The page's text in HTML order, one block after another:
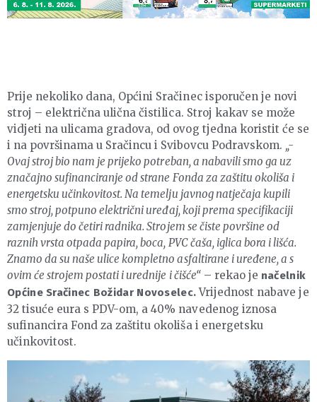
Prije nekoliko dana, Općini Sračinec isporučen je novi
stroj – električna ulična čistilica. Stroj kakav se može
vidjeti na ulicama gradova, od ovog tjedna koristit će se
i na površinama u Sračincu i Svibovcu Podravskom. „-
Ovaj stroj bio nam je prijeko potreban, a nabavili smo ga uz
značajno sufinanciranje od strane Fonda za zaštitu okoliša i
energetsku učinkovitost. Na temelju javnog natječaja kupili
smo stroj, potpuno električni uređaj, koji prema specifikaciji
zamjenjuje do četiri radnika. Strojem se čiste površine od
raznih vrsta otpada papira, boca, PVC čaša, iglica bora i lišća.
Znamo da su naše ulice kompletno asfaltirane i uređene, a s
ovim će strojem postati i urednije i čišće“– rekao je načelnik
Općine Sračinec Božidar Novoselec.Vrijednost nabave je
32 tisuće eura s PDV-om, a 40% navedenog iznosa
sufinancira Fond za zaštitu okoliša i energetsku
učinkovitost.